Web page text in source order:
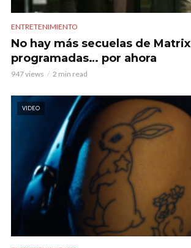
ENTRETENIMIENTO
No hay más secuelas de Matrix
programadas… por ahora
947 views 2 min read
VIDEO